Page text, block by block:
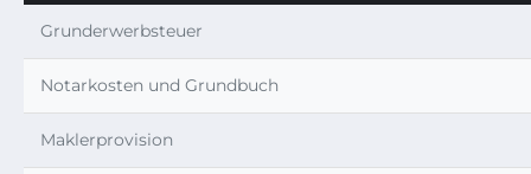
Grunderwerbsteuer
Notarkosten und Grundbuch
Maklerprovision